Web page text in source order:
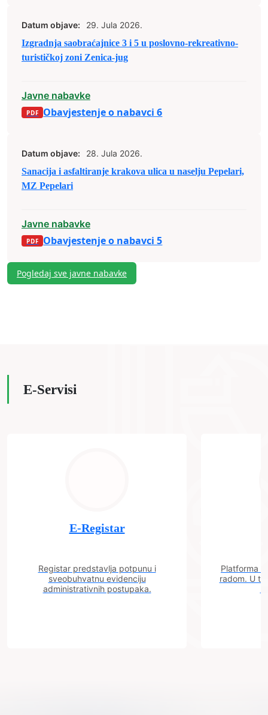
Datum objave:
29. Jula 2026.
Izgradnja saobraćajnice 3 i 5 u poslovno-rekreativno-
turističkoj zoni Zenica-jug
Javne nabavke
Obavjestenje o nabavci 6
Datum objave:
28. Jula 2026.
Sanacija i asfaltiranje krakova ulica u naselju Pepelari,
MZ Pepelari
Javne nabavke
Obavjestenje o nabavci 5
Pogledaj sve javne nabavke
E-Servisi
E-Registar
Registar predstavlja potpunu i
sveobuhvatnu evidenciju
administrativnih postupaka.
Platforma
radom. U